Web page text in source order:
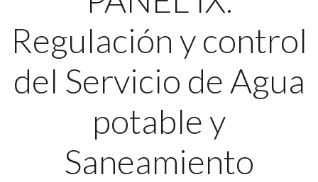
Regulación y control
del Servicio de Agua
potable y
Saneamiento